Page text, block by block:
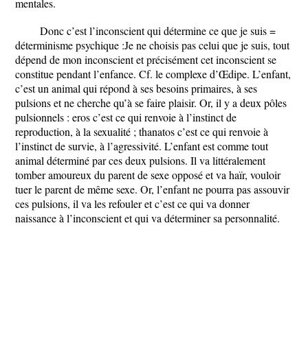
mentales.
Donc c’est l’inconscient qui détermine ce que je suis =
déterminisme psychique :Je ne choisis pas celui que je suis, tout
dépend de mon inconscient et précisément cet inconscient se
constitue pendant l’enfance. Cf. le complexe d’Œdipe. L’enfant,
c’est un animal qui répond à ses besoins primaires, à ses
pulsions et ne cherche qu’à se faire plaisir. Or, il y a deux pôles
pulsionnels : eros c’est ce qui renvoie à l’instinct de
reproduction, à la sexualité ; thanatos c’est ce qui renvoie à
l’instinct de survie, à l’agressivité. L’enfant est comme tout
animal déterminé par ces deux pulsions. Il va littéralement
tomber amoureux du parent de sexe opposé et va haïr, vouloir
tuer le parent de même sexe. Or, l’enfant ne pourra pas assouvir
ces pulsions, il va les refouler et c’est ce qui va donner
naissance à l’inconscient et qui va déterminer sa personnalité.